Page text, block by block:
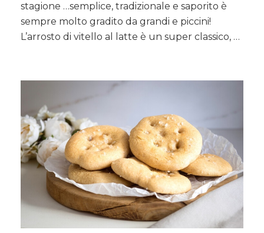
vitello
al
latte
con
stagione
stagione …semplice, tradizionale e saporito è
sempre molto gradito da grandi e piccini!
L’arrosto di vitello al latte è un super classico, …